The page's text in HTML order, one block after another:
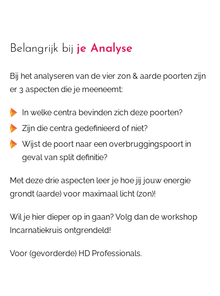
Belangrijk bij je Analyse
Bij het analyseren van de vier zon & aarde poorten zijn
er 3 aspecten die je meeneemt:
In welke centra bevinden zich deze poorten?
Zijn die centra gedefinieerd of niet?
Wijst de poort naar een overbruggingspoort in
geval van split definitie?
Met deze drie aspecten leer je hoe jij jouw energie
grondt (aarde) voor maximaal licht (zon)!
Wil je hier dieper op in gaan? Volg dan de workshop
Incarnatiekruis ontgrendeld!
Voor (gevorderde) HD Professionals.